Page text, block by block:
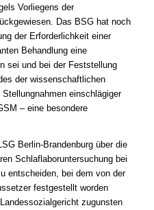
Vorliegens der
Das BSG hat noch
der Erforderlichkeit einer
Behandlung eine
sei und bei der Feststellung
der wissenschaftlichen
einschlägiger
– eine besondere
Berlin-Brandenburg über die
Schlaflaboruntersuchung bei
entscheiden, bei dem von der
festgestellt worden
zugunsten